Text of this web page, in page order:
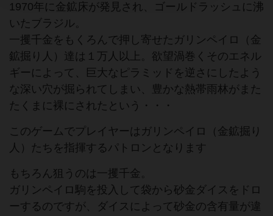
1970年に金鉱床が発見され、ゴールドラッシュに沸
いたブラジル。
一攫千金をもくろんで押し寄せたガリンペイロ（金
鉱掘り人）達は１万人以上。欲望渦巻くそのエネル
ギーによって、巨大なピラミッドを逆さにしたよう
な深い穴が掘られてしまい、豊かな熱帯雨林がまた
たくまに裸にされたという・・・
このゲームでプレイヤーはガリンペイロ（金鉱掘り
人）たちを指揮するパトロンとなります
もちろん狙うのは一攫千金。
ガリンペイロ駒を投入して袋から砂金ダイスをドロ
ーするのですが、ダイスによって砂金の含有量が違